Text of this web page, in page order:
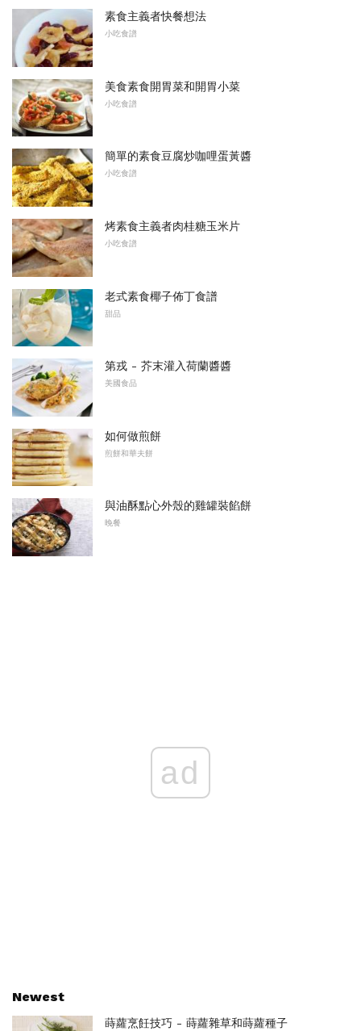
素食主義者快餐想法
小吃食譜
美食素食開胃菜和開胃小菜
小吃食譜
簡單的素食豆腐炒咖哩蛋黃醬
小吃食譜
烤素食主義者肉桂糖玉米片
小吃食譜
老式素食椰子佈丁食譜
甜品
第戎 - 芥末灌入荷蘭醬醬
美國食品
如何做煎餅
煎餅和華夫餅
與油酥點心外殼的雞罐裝餡餅
晚餐
ad
Newest
蒔蘿烹飪技巧 - 蒔蘿雜草和蒔蘿種子